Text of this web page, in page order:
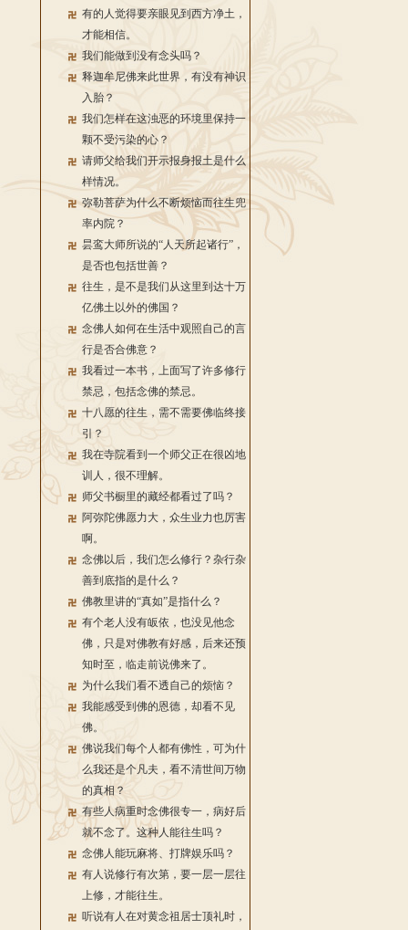
有的人觉得要亲眼见到西方净土，
才能相信。
我们能做到没有念头吗？
释迦牟尼佛来此世界，有没有神识
入胎？
我们怎样在这浊恶的环境里保持一
颗不受污染的心？
请师父给我们开示报身报土是什么
样情况。
弥勒菩萨为什么不断烦恼而往生兜
率内院？
昙鸾大师所说的“人天所起诸行”，
是否也包括世善？
往生，是不是我们从这里到达十万
亿佛土以外的佛国？
念佛人如何在生活中观照自己的言
行是否合佛意？
我看过一本书，上面写了许多修行
禁忌，包括念佛的禁忌。
十八愿的往生，需不需要佛临终接
引？
我在寺院看到一个师父正在很凶地
训人，很不理解。
师父书橱里的藏经都看过了吗？
阿弥陀佛愿力大，众生业力也厉害
啊。
念佛以后，我们怎么修行？杂行杂
善到底指的是什么？
佛教里讲的“真如”是指什么？
有个老人没有皈依，也没见他念
佛，只是对佛教有好感，后来还预
知时至，临走前说佛来了。
为什么我们看不透自己的烦恼？
我能感受到佛的恩德，却看不见
佛。
佛说我们每个人都有佛性，可为什
么我还是个凡夫，看不清世间万物
的真相？
有些人病重时念佛很专一，病好后
就不念了。这种人能往生吗？
念佛人能玩麻将、打牌娱乐吗？
有人说修行有次第，要一层一层往
上修，才能往生。
听说有人在对黄念祖居士顶礼时，